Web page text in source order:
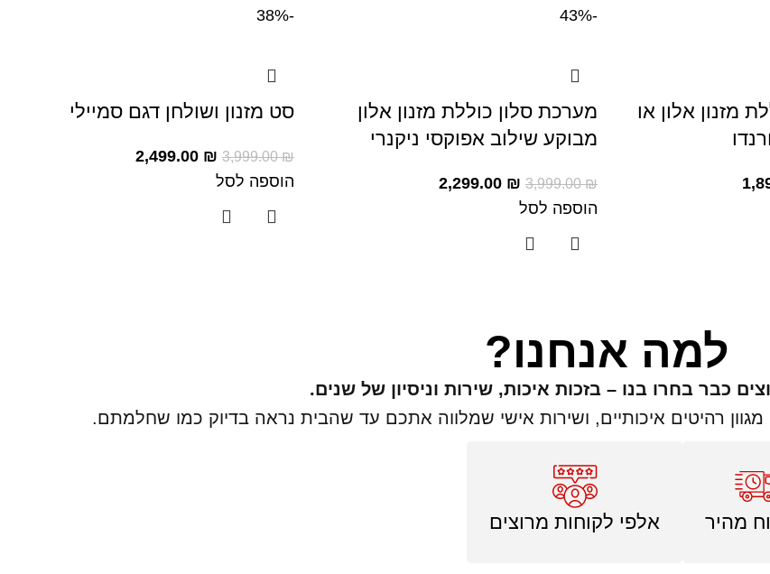
מזנון אלון או
-43%
מערכת סלון כוללת מזנון אלון
מבוקע שילוב אפוקסי ניקנרי
3,999.00₪
2,299.00 ₪
הוספה לסל
-38%
סט מזנון ושולחן דגם סמיילי
3,999.00₪
2,499.00 ₪
הוספה לסל
למה אנחנו?
כבר בחרו בנו – בזכות איכות, שירות וניסיון של שנים.
רהיטים איכותיים, ושירות אישי שמלווה אתכם עד שהבית נראה בדיוק כמו שחלמתם.
מהיר אלפי לקוחות מרוצים